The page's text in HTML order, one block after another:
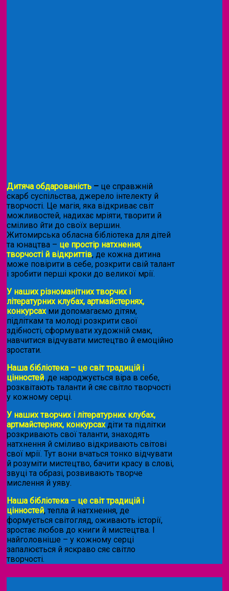
Дитяча обдарованість – це справжній
скарб суспільства, джерело інтелекту й
творчості. Це магія, яка відкриває світ
можливостей, надихає мріяти, творити й
сміливо йти до своїх вершин.
Житомирська обласна бібліотека для дітей
та юнацтва – це простір натхнення,
творчості й відкриттів, де кожна дитина
може повірити в себе, розкрити свій талант
і зробити перші кроки до великої мрії.
У наших різноманітних творчих і
літературних клубах, артмайстернях,
конкурсахми допомагаємо дітям,
підліткам та молоді розкрити свої
здібності, сформувати художній смак,
навчитися відчувати мистецтво й емоційно
зростати.
Наша бібліотека – це світ традицій і
цінностей, де народжується віра в себе,
розквітають таланти й сяє світло творчості
у кожному серці.
У наших творчих і літературних клубах,
артмайстернях, конкурсахдіти та підлітки
розкривають свої таланти, знаходять
натхнення й сміливо відкривають світові
свої мрії. Тут вони вчаться тонко відчувати
й розуміти мистецтво, бачити красу в слові,
звуці та образі, розвивають творче
мислення й уяву.
Наша бібліотека – це світ традицій і
цінностей, тепла й натхнення, де
формується світогляд, оживають історії,
зростає любов до книги й мистецтва. І
найголовніше – у кожному серці
запалюється й яскраво сяє світло
творчості.